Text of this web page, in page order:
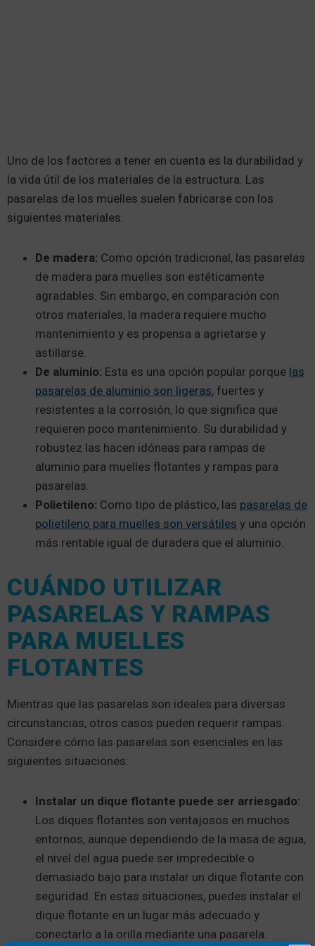
Uno de los factores a tener en cuenta es la durabilidad y
la vida útil de los materiales de la estructura. Las
pasarelas de los muelles suelen fabricarse con los
siguientes materiales:
De madera: Como opción tradicional, las pasarelas
de madera para muelles son estéticamente
agradables. Sin embargo, en comparación con
otros materiales, la madera requiere mucho
mantenimiento y es propensa a agrietarse y
astillarse.
De aluminio: Esta es una opción popular porque las
pasarelas de aluminio son ligeras, fuertes y
resistentes a la corrosión, lo que significa que
requieren poco mantenimiento. Su durabilidad y
robustez las hacen idóneas para rampas de
aluminio para muelles flotantes y rampas para
pasarelas.
Polietileno: Como tipo de plástico, las pasarelas de
polietileno para muelles son versátiles y una opción
más rentable igual de duradera que el aluminio.
CUÁNDO UTILIZAR
PASARELAS Y RAMPAS
PARA MUELLES
FLOTANTES
Mientras que las pasarelas son ideales para diversas
circunstancias, otros casos pueden requerir rampas.
Considere cómo las pasarelas son esenciales en las
siguientes situaciones:
Instalar un dique flotante puede ser arriesgado:
Los diques flotantes son ventajosos en muchos
entornos, aunque dependiendo de la masa de agua,
el nivel del agua puede ser impredecible o
demasiado bajo para instalar un dique flotante con
seguridad. En estas situaciones, puedes instalar el
dique flotante en un lugar más adecuado y
conectarlo a la orilla mediante una pasarela.